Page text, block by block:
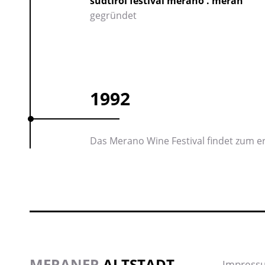
gegründet
1992
Das Merano Wine Festival findet zum